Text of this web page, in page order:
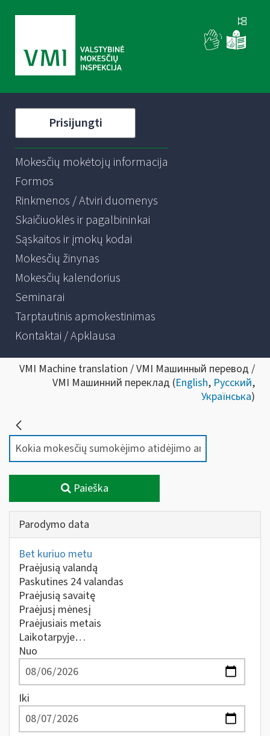
Prisijungti
Mokesčių mokėtojų informacija
Formos
Rinkmenos / Atviri duomenys
Skaičiuoklės ir pagalbininkai
Sąskaitos ir įmokų kodai
Mokesčių žinynas
Mokesčių kalendorius
Seminarai
Tarptautinis apmokestinimas
Kontaktai / Apklausa
VMI Machine translation / VMI Машинный перевод /
VMI Машинний переклад (English, Русский,
Українська)
Paieška
Parodymo data
Bet kuriuo metu
Praėjusią valandą
Paskutines 24 valandas
Praėjusią savaitę
Praėjusį mėnesį
Praėjusiais metais
Laikotarpyje…
Nuo
Iki